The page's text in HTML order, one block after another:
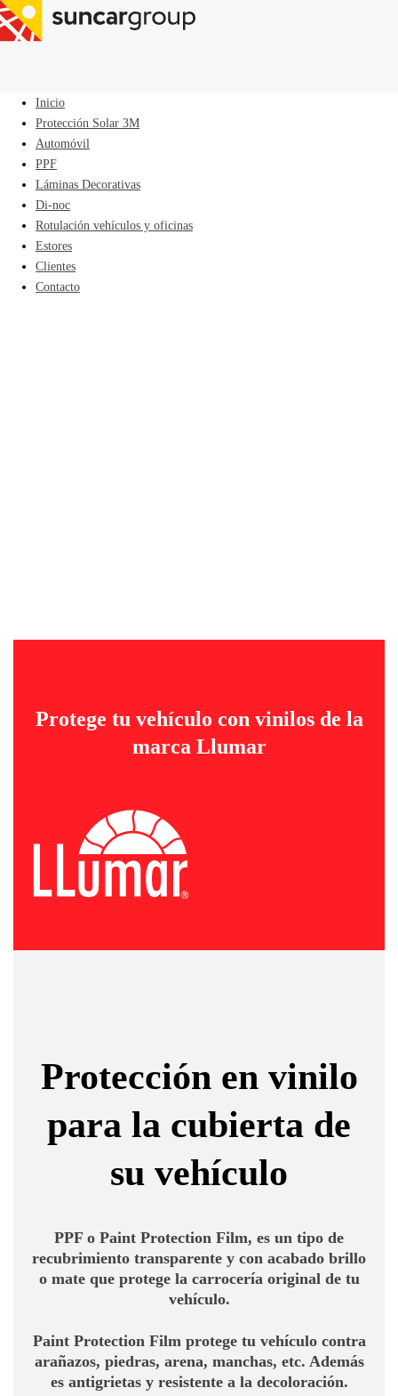
Inicio
Protección Solar 3M
Automóvil
PPF
Láminas Decorativas
Di-noc
Rotulación vehículos y oficinas
Estores
Clientes
Contacto
Protege tu vehículo con vinilos de la
marca Llumar
Protección en vinilo
para la cubierta de
su vehículo
PPF o Paint Protection Film, es un tipo de
recubrimiento transparente y con acabado brillo
o mate que protege la carrocería original de tu
vehículo.
Paint Protection Film protege tu vehículo contra
arañazos, piedras, arena, manchas, etc. Además
es antigrietas y resistente a la decoloración.